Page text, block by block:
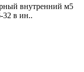
внутренний м5
32 в ин..